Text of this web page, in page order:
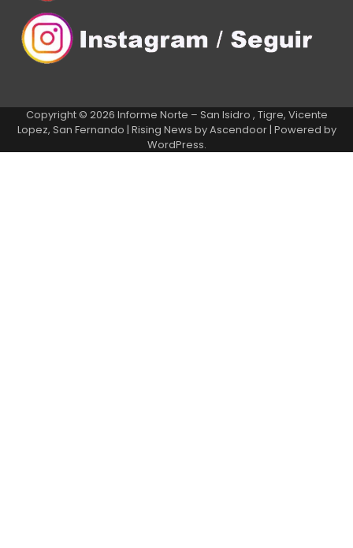
Copyright © 2026 Informe Norte – San Isidro , Tigre, Vicente
Lopez, San Fernando | Rising News byAscendoor| Powered by
WordPress.